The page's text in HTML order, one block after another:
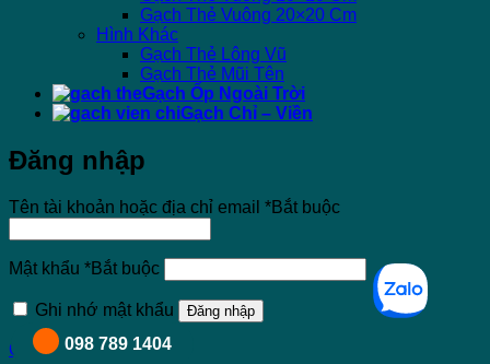
Gạch Thẻ Vuông 20×20 Cm
Hình Khác
Gạch Thẻ Lông Vũ
Gạch Thẻ Mũi Tên
Gạch Ốp Ngoài Trời
Gạch Chỉ – Viền
098 789 1404
Đăng nhập
Tên tài khoản hoặc địa chỉ email *Bắt buộc
Mật khẩu *Bắt buộc
Ghi nhớ mật khẩu Đăng nhập
Quên mật khẩu?